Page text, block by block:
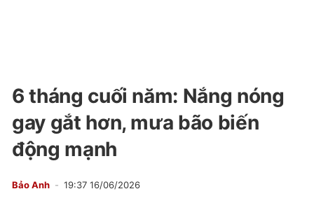
6 tháng cuối năm: Nắng nóng
gay gắt hơn, mưa bão biến
động mạnh
Bảo Anh 19:37 16/06/2026